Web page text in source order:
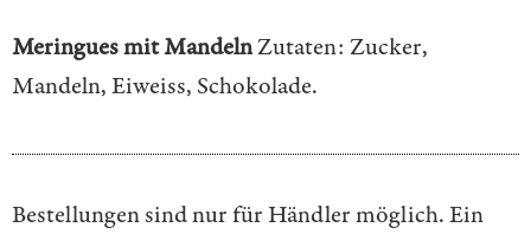
Meringues mit MandelnZutaten: Zucker,
Mandeln, Eiweiss, Schokolade.
Bestellungen sind nur für Händler möglich. Ein